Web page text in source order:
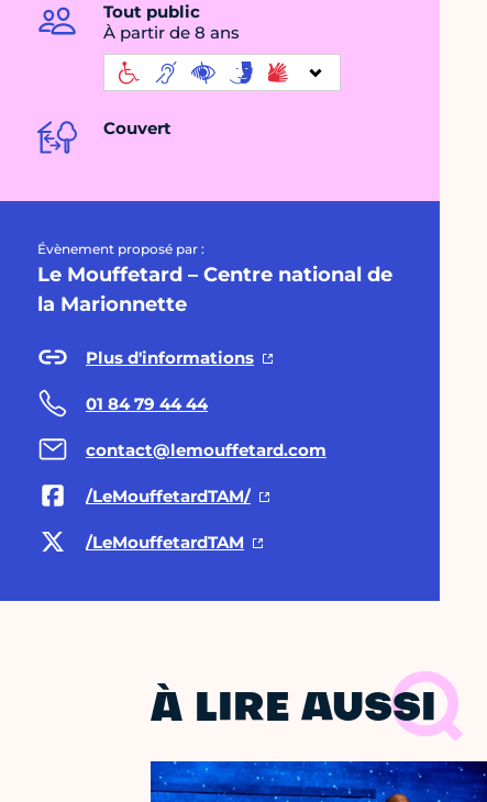
Tout public
À partir de 8 ans
Couvert
Évènement proposé par :
Le Mouffetard – Centre national de
la Marionnette
Plus d'informations
01 84 79 44 44
contact@lemouffetard.com
/LeMouffetardTAM/
/LeMouffetardTAM
À LIRE AUSSI